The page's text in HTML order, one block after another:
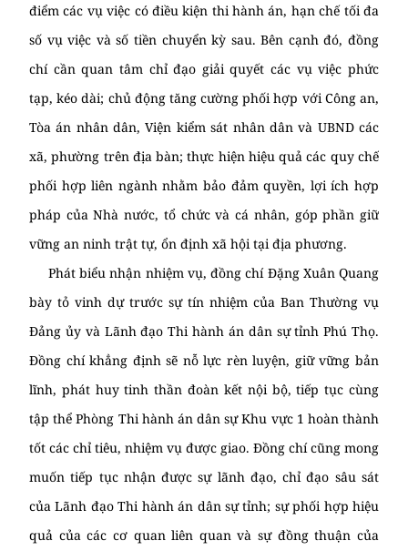
điểm các vụ việc có điều kiện thi hành án, hạn chế tối đa
số vụ việc và số tiền chuyển kỳ sau. Bên cạnh đó, đồng
chí cần quan tâm chỉ đạo giải quyết các vụ việc phức
tạp, kéo dài; chủ động tăng cường phối hợp với Công an,
Tòa án nhân dân, Viện kiểm sát nhân dân và UBND các
xã, phường trên địa bàn; thực hiện hiệu quả các quy chế
phối hợp liên ngành nhằm bảo đảm quyền, lợi ích hợp
pháp của Nhà nước, tổ chức và cá nhân, góp phần giữ
vững an ninh trật tự, ổn định xã hội tại địa phương.
Phát biểu nhận nhiệm vụ, đồng chí Đặng Xuân Quang
bày tỏ vinh dự trước sự tín nhiệm của Ban Thường vụ
Đảng ủy và Lãnh đạo Thi hành án dân sự tỉnh Phú Thọ.
Đồng chí khẳng định sẽ nỗ lực rèn luyện, giữ vững bản
lĩnh, phát huy tinh thần đoàn kết nội bộ, tiếp tục cùng
tập thể Phòng Thi hành án dân sự Khu vực 1 hoàn thành
tốt các chỉ tiêu, nhiệm vụ được giao. Đồng chí cũng mong
muốn tiếp tục nhận được sự lãnh đạo, chỉ đạo sâu sát
của Lãnh đạo Thi hành án dân sự tỉnh; sự phối hợp hiệu
quả của các cơ quan liên quan và sự đồng thuận của